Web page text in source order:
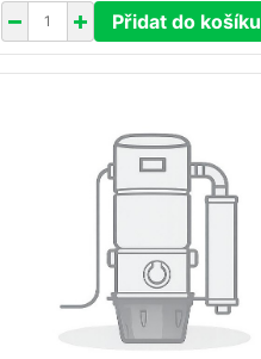
Přidat do košíku